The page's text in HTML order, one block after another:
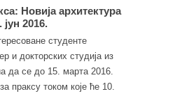
Новија архитектура
2016.
студенте
и докторских студија из
да се до 15. марта 2016.
праксу током које ће 10.